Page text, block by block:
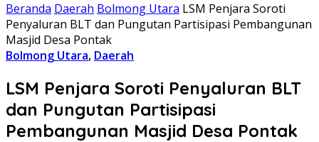
Beranda Daerah Bolmong Utara LSM Penjara Soroti
Penyaluran BLT dan Pungutan Partisipasi Pembangunan
Masjid Desa Pontak
Bolmong Utara, Daerah
LSM Penjara Soroti Penyaluran BLT
dan Pungutan Partisipasi
Pembangunan Masjid Desa Pontak